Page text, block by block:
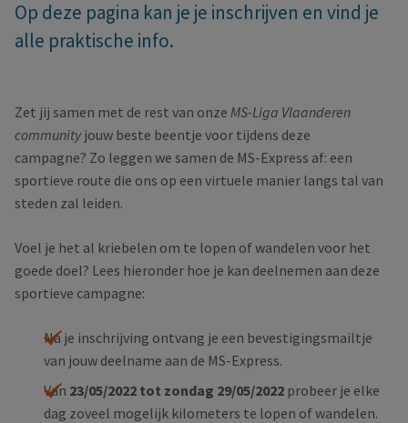
Op deze pagina kan je je inschrijven en vind je
alle praktische info.
Zet jij samen met de rest van onze MS-Liga Vlaanderen
communityjouw beste beentje voor tijdens deze
campagne? Zo leggen we samen de MS-Express af: een
sportieve route die ons op een virtuele manier langs tal van
steden zal leiden.
Voel je het al kriebelen om te lopen of wandelen voor het
goede doel? Lees hieronder hoe je kan deelnemen aan deze
sportieve campagne:
Na je inschrijving ontvang je een bevestigingsmailtje
van jouw deelname aan de MS-Express.
Van 23/05/2022 tot zondag 29/05/2022 probeer je elke
dag zoveel mogelijk kilometers te lopen of wandelen.